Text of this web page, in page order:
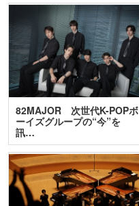
82MAJOR 次世代K-POPボ
ーイズグループの“今”を
訊…